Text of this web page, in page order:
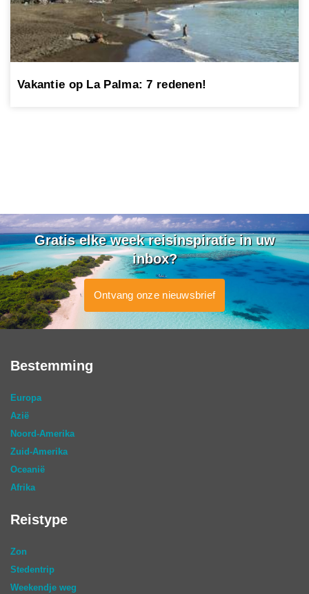
Vakantie op La Palma: 7 redenen!
Gratis elke week reisinspiratie in uw
inbox?
Ontvang onze nieuwsbrief
Bestemming
Europa
Azië
Noord-Amerika
Zuid-Amerika
Oceanië
Afrika
Reistype
Zon
Stedentrip
Weekendje weg